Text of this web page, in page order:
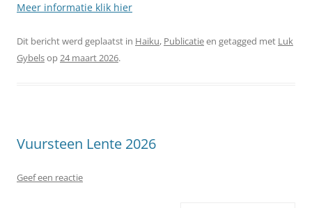
Meer informatie klik hier
Dit bericht werd geplaatst in Haiku, Publicatieen getagged met Luk
Gybelsop24 maart 2026.
Vuursteen Lente 2026
Geef een reactie